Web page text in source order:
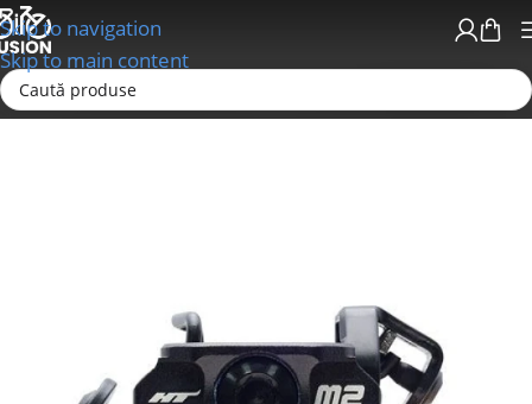
Skip to navigation
Skip to main content
Prima pagină